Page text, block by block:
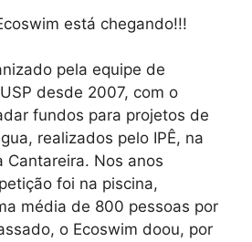
está chegando!!!
pela equipe de
desde 2007, com o
fundos para projetos de
realizados pelo IPÊ, na
Cantareira. Nos anos
foi na piscina,
média de 800 pessoas por
o Ecoswim doou, por